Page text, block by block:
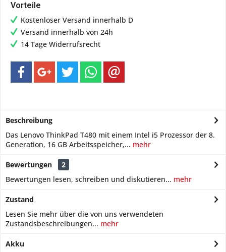
Vorteile
Kostenloser Versand innerhalb D
Versand innerhalb von 24h
14 Tage Widerrufsrecht
Beschreibung
Das Lenovo ThinkPad T480 mit einem Intel i5 Prozessor der 8.
Generation, 16 GB Arbeitsspeicher,... mehr
Bewertungen
2
Bewertungen lesen, schreiben und diskutieren... mehr
Zustand
Lesen Sie mehr über die von uns verwendeten
Zustandsbeschreibungen... mehr
Akku